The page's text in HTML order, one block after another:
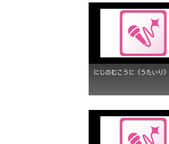
にじのむこうに《うたいり》